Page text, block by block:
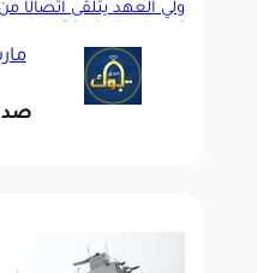
ولي العهد يتلقى اتصالًا
مارس